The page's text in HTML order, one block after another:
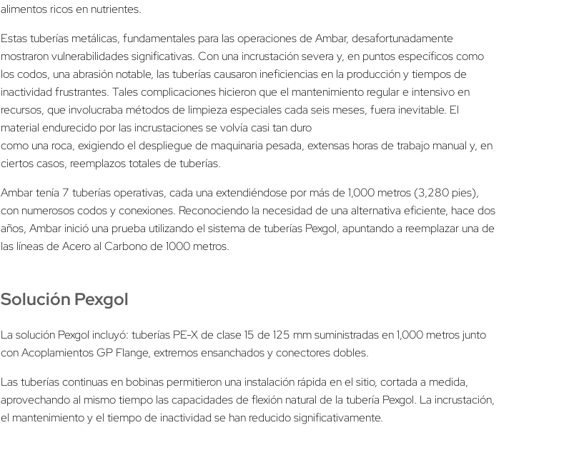
alimentos ricos en nutrientes.
Estas tuberías metálicas, fundamentales para las operaciones de Ambar, desafortunadamente
mostraron vulnerabilidades significativas. Con una incrustación severa y, en puntos específicos como
los codos, una abrasión notable, las tuberías causaron ineficiencias en la producción y tiempos de
inactividad frustrantes. Tales complicaciones hicieron que el mantenimiento regular e intensivo en
recursos, que involucraba métodos de limpieza especiales cada seis meses, fuera inevitable. El
material endurecido por las incrustaciones se volvía casi tan duro
como una roca, exigiendo el despliegue de maquinaria pesada, extensas horas de trabajo manual y, en
ciertos casos, reemplazos totales de tuberías.
Ambar tenía 7 tuberías operativas, cada una extendiéndose por más de 1,000 metros (3,280 pies),
con numerosos codos y conexiones. Reconociendo la necesidad de una alternativa eficiente, hace dos
años, Ambar inició una prueba utilizando el sistema de tuberías Pexgol, apuntando a reemplazar una de
las líneas de Acero al Carbono de 1000 metros.
Solución Pexgol
La solución Pexgol incluyó: tuberías PE-X de clase 15 de 125 mm suministradas en 1,000 metros junto
con Acoplamientos GP Flange, extremos ensanchados y conectores dobles.
Las tuberías continuas en bobinas permitieron una instalación rápida en el sitio, cortada a medida,
aprovechando al mismo tiempo las capacidades de flexión natural de la tubería Pexgol. La incrustación,
el mantenimiento y el tiempo de inactividad se han reducido significativamente.